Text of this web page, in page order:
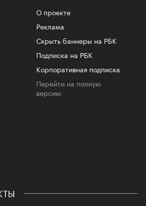
О проекте
Реклама
Скрыть баннеры на РБК
Подписка на РБК
Корпоративная подписка
Перейти на полную
версию